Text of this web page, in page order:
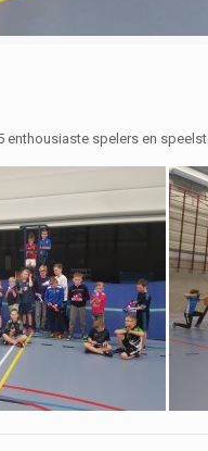
enthousiaste spelers en